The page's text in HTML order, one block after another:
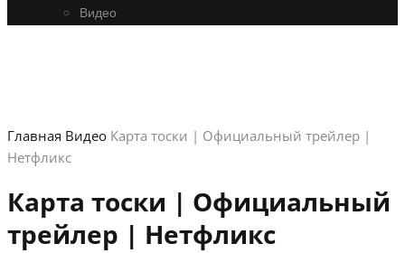
Видео
Главная Видео Карта тоски | Официальный трейлер |
Нетфликс
Карта тоски | Официальный
трейлер | Нетфликс